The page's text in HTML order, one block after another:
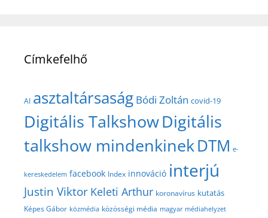
Címkefelhő
AI asztaltársaság Bódi Zoltán covid-19
Digitális TalkshowDigitális
talkshow mindenkinekDTM e-
kereskedelem facebook Index innováció interjú
Justin Viktor Keleti Arthur koronavírus kutatás
Képes Gábor közmédia közösségi média magyar médiahelyzet